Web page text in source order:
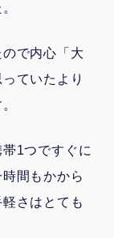
で内心「大
ていたより
1つですぐに
間もかから
さはとても